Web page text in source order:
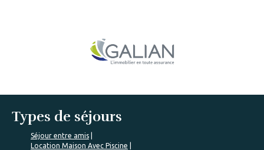
Types de séjours
Séjour entre amis
Location Maison Avec Piscine